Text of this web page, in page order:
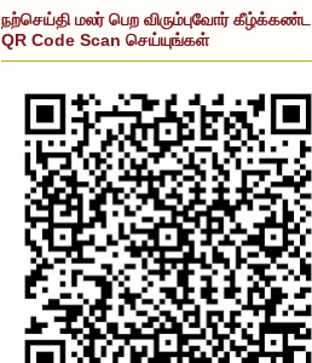
நற்செய்தி மலர் பெற விரும்புவோர் கீழ்க்கண்ட
QR Code Scan செய்யுங்கள்